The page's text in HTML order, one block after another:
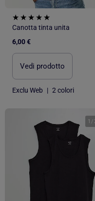
Canotta tinta unita
6,00 €
Vedi prodotto
Exclu Web | 2 colori
1 /